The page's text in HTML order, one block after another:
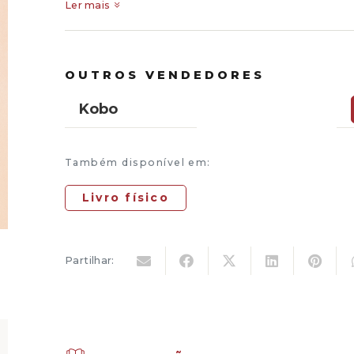
Ler mais
OUTROS VENDEDORES
Kobo
Também disponível em:
Livro físico
Partilhar: